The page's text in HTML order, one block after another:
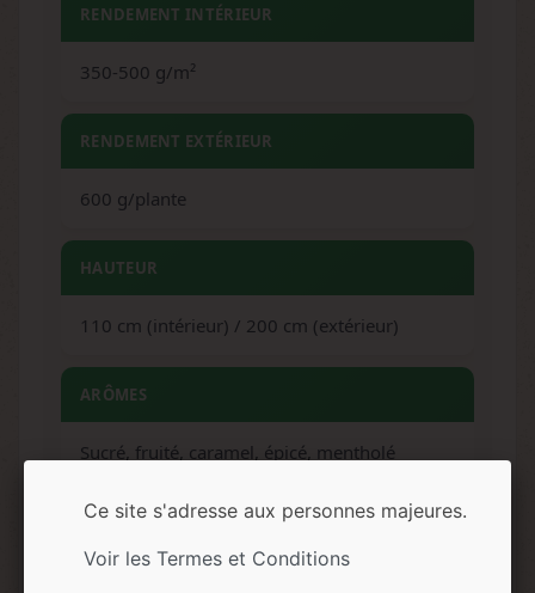
RENDEMENT INTÉRIEUR
350-500 g/m²
RENDEMENT EXTÉRIEUR
600 g/plante
HAUTEUR
110 cm (intérieur) / 200 cm (extérieur)
ARÔMES
Sucré, fruité, caramel, épicé, mentholé
SAVEURS
Ce site s'adresse aux personnes majeures.
Voir les Termes et Conditions